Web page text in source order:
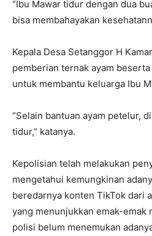
“Ibu Mawar tidur dengan dua
bisa membahayakan
Kepala Desa Setanggor H
pemberian ternak ayam
untuk membantu keluarga Ibu
“Selain bantuan ayam petelur,
tidur,” katanya.
Kepolisian telah melakukan
mengetahui kemungkinan
beredarnya konten TikTok dari
yang menunjukkan emak-emak
polisi belum menemukan